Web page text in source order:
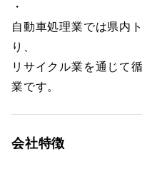
・
自動車処理業では県内
り、
リサイクル業を通じて
業です。
会社特徴